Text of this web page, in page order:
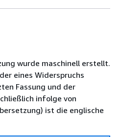
wurde maschinell erstellt.
eines Widerspruchs
Fassung und der
infolge von
ist die englische